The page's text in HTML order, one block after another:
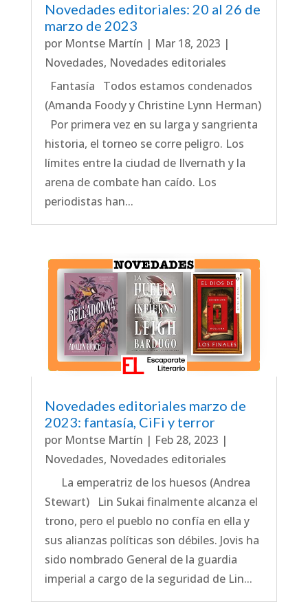
Novedades editoriales: 20 al 26 de
marzo de 2023
por Montse Martín | Mar 18, 2023 |
Novedades, Novedades editoriales
Fantasía Todos estamos condenados
(Amanda Foody y Christine Lynn Herman)
Por primera vez en su larga y sangrienta
historia, el torneo se corre peligro. Los
límites entre la ciudad de Ilvernath y la
arena de combate han caído. Los
periodistas han...
Novedades editoriales marzo de
2023: fantasía, CiFi y terror
por Montse Martín | Feb 28, 2023 |
Novedades, Novedades editoriales
La emperatriz de los huesos (Andrea
Stewart) Lin Sukai finalmente alcanza el
trono, pero el pueblo no confía en ella y
sus alianzas políticas son débiles. Jovis ha
sido nombrado General de la guardia
imperial a cargo de la seguridad de Lin...